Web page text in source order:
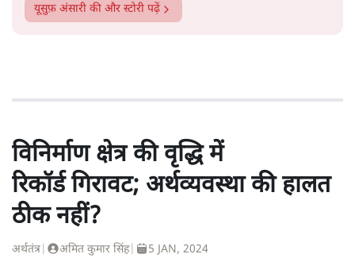
यूसुफ़ अंसारी की और स्टोरी पढ़ें
विनिर्माण क्षेत्र की वृद्धि में
रिकॉर्ड गिरावट; अर्थव्यवस्था की हालत
ठीक नहीं?
अर्थतंत्र अमित कुमार सिंह| 5 JAN, 2024